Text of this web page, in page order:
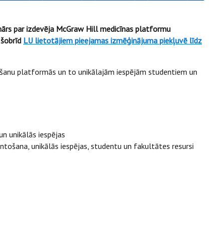
par izdevēja McGraw Hill medicīnas platformu
LU lietotājiem pieejamas izmēģinājuma piekļuvē līdz
platformās un to unikālajām iespējām studentiem un
unikālās iespējas
unikālās iespējas, studentu un fakultātes resursi